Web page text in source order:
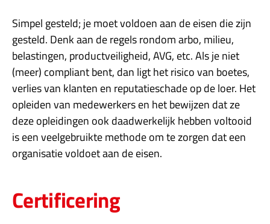
Simpel gesteld; je moet voldoen aan de eisen die zijn
gesteld. Denk aan de regels rondom arbo, milieu,
belastingen, productveiligheid, AVG, etc. Als je niet
(meer) compliant bent, dan ligt het risico van boetes,
verlies van klanten en reputatieschade op de loer. Het
opleiden van medewerkers en het bewijzen dat ze
deze opleidingen ook daadwerkelijk hebben voltooid
is een veelgebruikte methode om te zorgen dat een
organisatie voldoet aan de eisen.
Certificering